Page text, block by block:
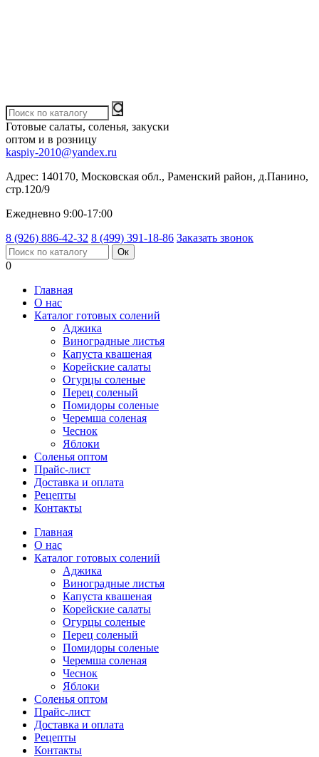
Готовые салаты, соленья, закуски
оптом и в розницу
kaspiy-2010@yandex.ru
Адрес: 140170, Московская обл., Раменский район, д.Панино,
стр.120/9
Ежедневно 9:00-17:00
8 (926) 886-42-32 8 (499) 391-18-86 Заказать звонок
0
Главная
О нас
Каталог готовых солений
Аджика
Виноградные листья
Капуста квашеная
Корейские салаты
Огурцы соленые
Перец соленый
Помидоры соленые
Черемша соленая
Чеснок
Яблоки
Соленья оптом
Прайс-лист
Доставка и оплата
Рецепты
Контакты
Главная
О нас
Каталог готовых солений
Аджика
Виноградные листья
Капуста квашеная
Корейские салаты
Огурцы соленые
Перец соленый
Помидоры соленые
Черемша соленая
Чеснок
Яблоки
Соленья оптом
Прайс-лист
Доставка и оплата
Рецепты
Контакты